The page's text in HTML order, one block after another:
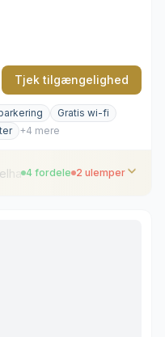
Tjek tilgængelighed
Gratis wi-fi
+4 mere
4 fordele 2 ulemper